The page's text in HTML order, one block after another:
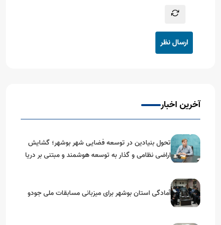
ارسال نظر
آخرین اخبار
تحول بنیادین در توسعه فضایی شهر بوشهر؛ گشایش
اراضی نظامی و گذار به توسعه هوشمند و مبتنی بر دریا
آمادگی استان بوشهر برای میزبانی مسابقات ملی جودو